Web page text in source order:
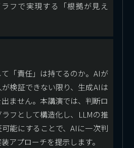
フで実現する「根拠が見え
「責任」は持てるのか。AIが
検証できない限り、生成AIは
出ません。本講演では、判断ロ
フとして構造化し、LLMの推
能にすることで、AIに一次判
アプローチを提示します。